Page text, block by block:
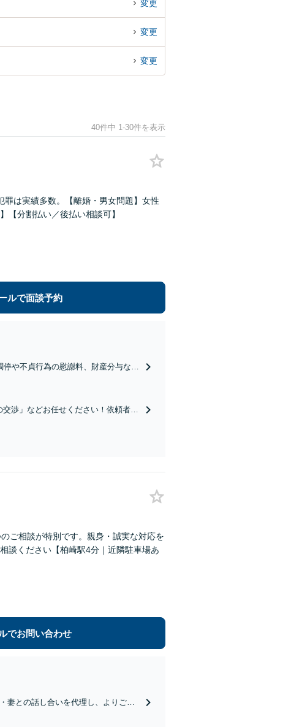
護士に法律相談したい』、『生活保護を受けて
変更
変更
変更
40件中 1-30件を表示
罪は実績多数。【離婚・男女問題】女性
【分割払い／後払い相談可】
ルで面談予約
停や不貞行為の慰謝料、財産分与な
渉」などお任せください！依頼者の
ご相談が特別です。親身・誠実な対応を
談ください【柏崎駅4分｜近隣駐車場あ
でお問い合わせ
妻との話し合いを代理し、よりご希